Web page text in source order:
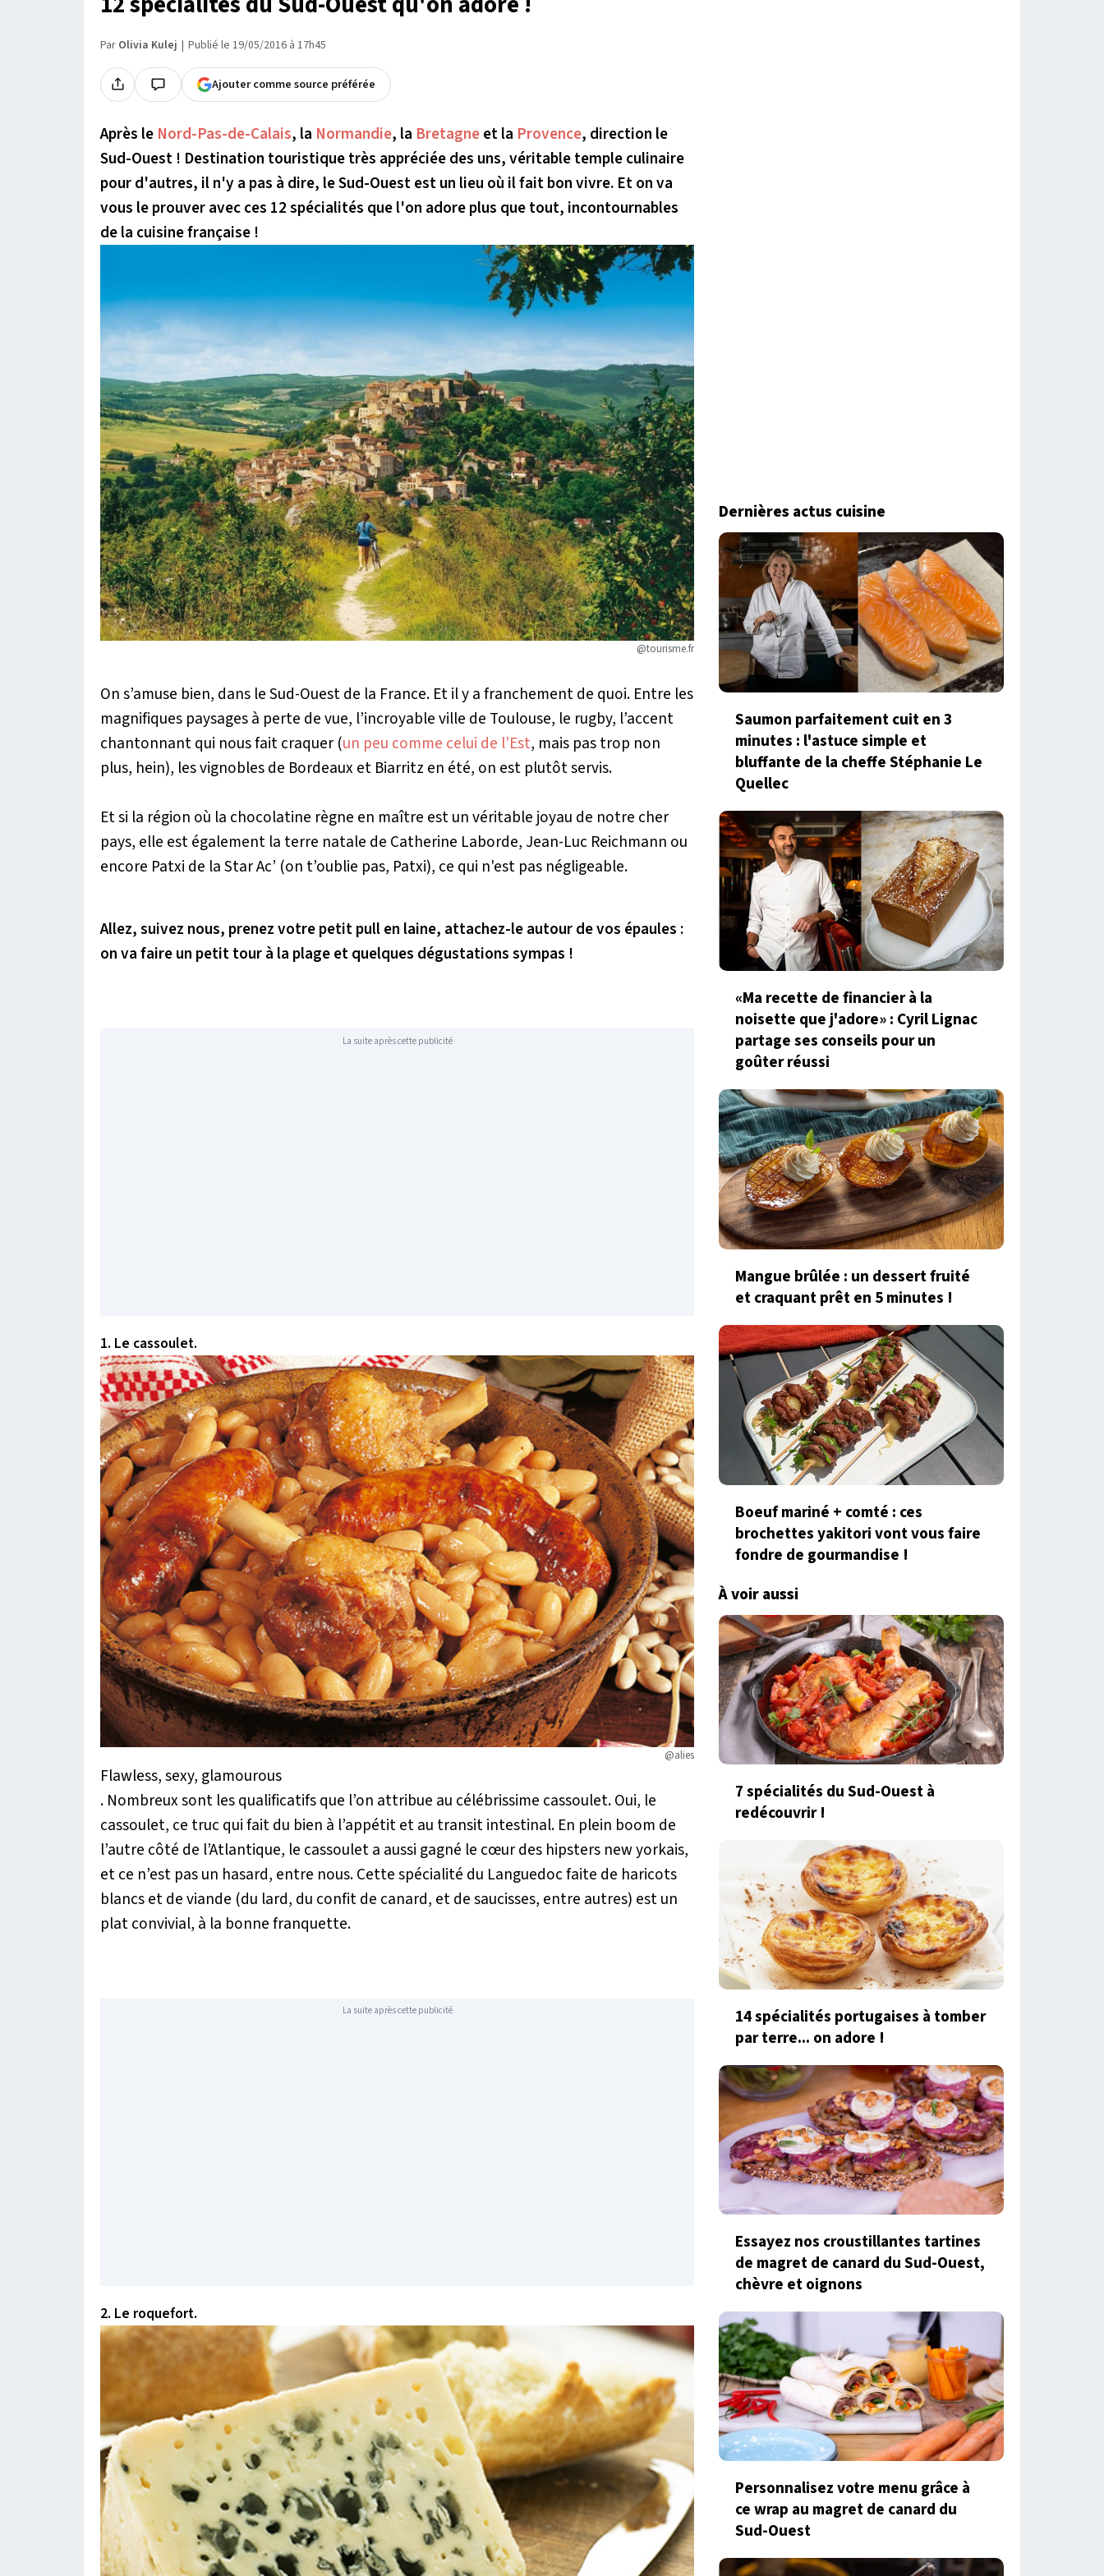
Par Olivia Kulej Publié le 19/05/2016 à 17h45
Ajouter comme source préférée
Après le Nord-Pas-de-Calais, la Normandie, la Bretagneet la Provence, direction le
Sud-Ouest ! Destination touristique très appréciée des uns, véritable temple culinaire
pour d'autres, il n'y a pas à dire, le Sud-Ouest est un lieu où il fait bon vivre. Et on va
vous le prouver avec ces 12 spécialités que l'on adore plus que tout, incontournables
de la cuisine française !
@tourisme.fr
On s’amuse bien, dans le Sud-Ouest de la France. Et il y a franchement de quoi. Entre les
magnifiques paysages à perte de vue, l’incroyable ville de Toulouse, le rugby, l’accent
chantonnant qui nous fait craquer (un peu comme celui de l’Est, mais pas trop non
plus, hein), les vignobles de Bordeaux et Biarritz en été, on est plutôt servis.
Et si la région où la chocolatine règne en maître est un véritable joyau de notre cher
pays, elle est également la terre natale de Catherine Laborde, Jean-Luc Reichmann ou
encore Patxi de la Star Ac’ (on t’oublie pas, Patxi), ce qui n'est pas négligeable.
Allez, suivez nous, prenez votre petit pull en laine, attachez-le autour de vos épaules :
on va faire un petit tour à la plage et quelques dégustations sympas !
La suite après cette publicité
1. Le cassoulet.
@alies
Flawless, sexy, glamourous
. Nombreux sont les qualificatifs que l’on attribue au célébrissime cassoulet. Oui, le
cassoulet, ce truc qui fait du bien à l’appétit et au transit intestinal. En plein boom de
l’autre côté de l’Atlantique, le cassoulet a aussi gagné le cœur des hipsters new yorkais,
et ce n’est pas un hasard, entre nous. Cette spécialité du Languedoc faite de haricots
blancs et de viande (du lard, du confit de canard, et de saucisses, entre autres) est un
plat convivial, à la bonne franquette.
La suite après cette publicité
2. Le roquefort.
Dernières actus cuisine
Saumon parfaitement cuit en 3
minutes : l'astuce simple et
bluffante de la cheffe Stéphanie Le
Quellec
«Ma recette de financier à la
noisette que j'adore» : Cyril Lignac
partage ses conseils pour un
goûter réussi
Mangue brûlée : un dessert fruité
et craquant prêt en 5 minutes !
Boeuf mariné + comté : ces
brochettes yakitori vont vous faire
fondre de gourmandise !
À voir aussi
7 spécialités du Sud-Ouest à
redécouvrir !
14 spécialités portugaises à tomber
par terre... on adore !
Essayez nos croustillantes tartines
de magret de canard du Sud-Ouest,
chèvre et oignons
Personnalisez votre menu grâce à
ce wrap au magret de canard du
Sud-Ouest